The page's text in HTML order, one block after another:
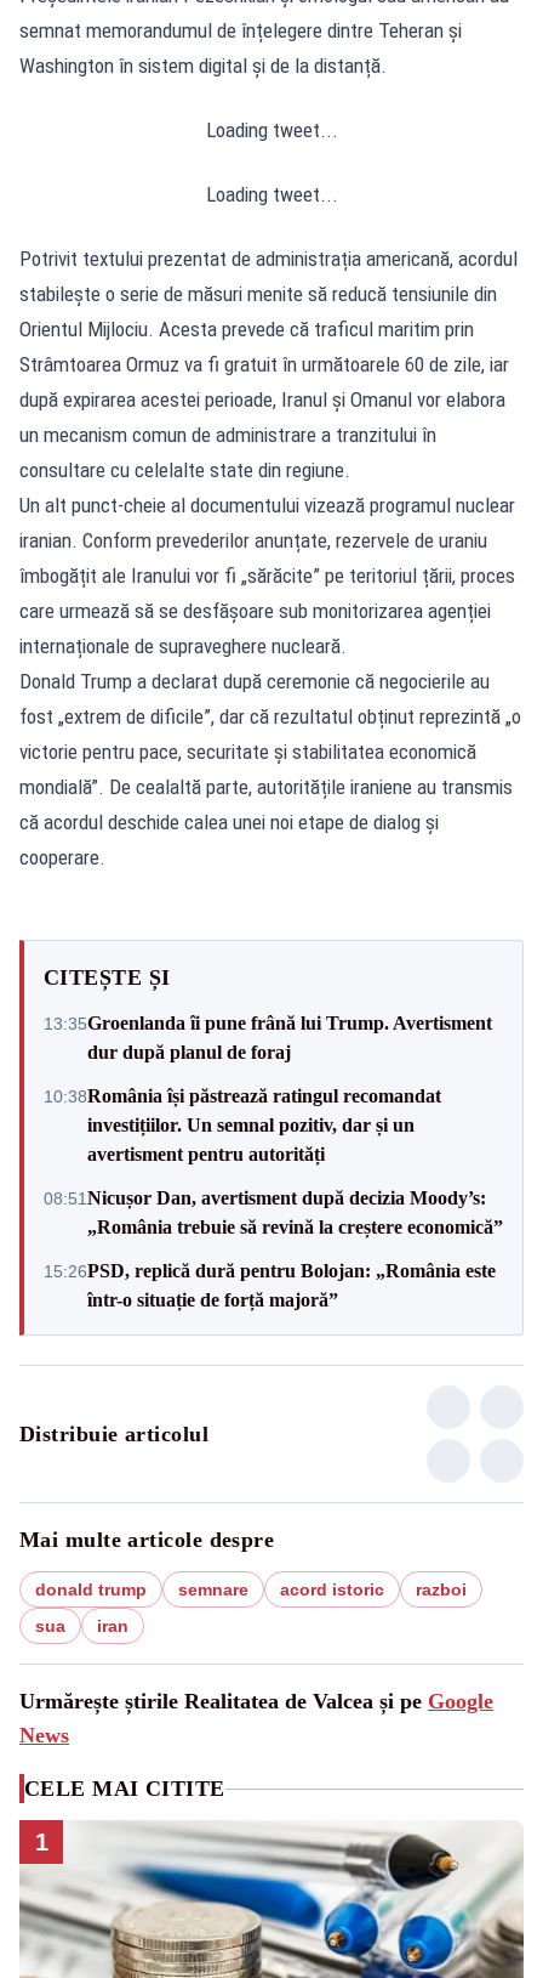
semnat memorandumul de înțelegere dintre Teheran și
Washington în sistem digital și de la distanță.
Loading tweet...
Loading tweet...
Potrivit textului prezentat de administrația americană, acordul
stabilește o serie de măsuri menite să reducă tensiunile din
Orientul Mijlociu. Acesta prevede că traficul maritim prin
Strâmtoarea Ormuz va fi gratuit în următoarele 60 de zile, iar
după expirarea acestei perioade, Iranul și Omanul vor elabora
un mecanism comun de administrare a tranzitului în
consultare cu celelalte state din regiune.
Un alt punct-cheie al documentului vizează programul nuclear
iranian. Conform prevederilor anunțate, rezervele de uraniu
îmbogățit ale Iranului vor fi „sărăcite” pe teritoriul țării, proces
care urmează să se desfășoare sub monitorizarea agenției
internaționale de supraveghere nucleară.
Donald Trump a declarat după ceremonie că negocierile au
fost „extrem de dificile”, dar că rezultatul obținut reprezintă „o
victorie pentru pace, securitate și stabilitatea economică
mondială”. De cealaltă parte, autoritățile iraniene au transmis
că acordul deschide calea unei noi etape de dialog și
cooperare.
CITEȘTE ȘI
13:35Groenlanda îi pune frână lui Trump. Avertisment
dur după planul de foraj
10:38România își păstrează ratingul recomandat
investițiilor. Un semnal pozitiv, dar și un
avertisment pentru autorități
08:51Nicușor Dan, avertisment după decizia Moody’s:
„România trebuie să revină la creștere economică”
15:26PSD, replică dură pentru Bolojan: „România este
într-o situație de forță majoră”
Distribuie articolul
Mai multe articole despre
donald trump semnare acord istoric
razboi
sua
iran
Urmărește știrile Realitatea de Valcea și pe Google
News
CELE MAI CITITE
1